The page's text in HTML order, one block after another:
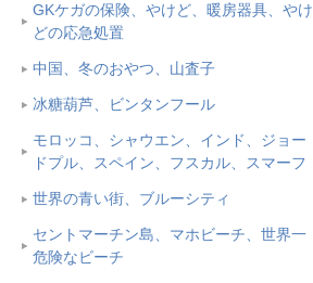
GKケガの保険、やけど、暖房器具、やけ
どの応急処置
中国、冬のおやつ、山査子
冰糖葫芦、ビンタンフール
モロッコ、シャウエン、インド、ジョー
ドプル、スペイン、フスカル、スマーフ
世界の青い街、ブルーシティ
セントマーチン島、マホビーチ、世界一
危険なビーチ